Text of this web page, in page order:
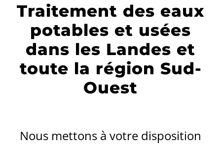
Traitement des eaux
potables et usées
dans les Landes et
toute la région Sud-
Ouest
Nous mettons à votre disposition